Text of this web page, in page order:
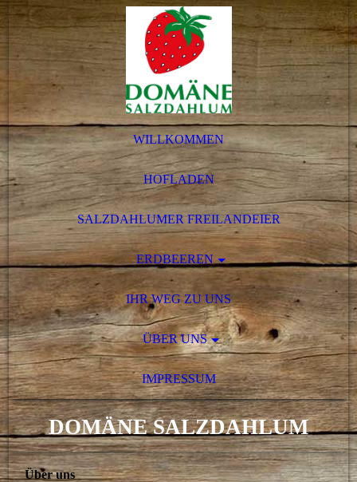
WILLKOMMEN
HOFLADEN
SALZDAHLUMER FREILANDEIER
ERDBEEREN
IHR WEG ZU UNS
ÜBER UNS
IMPRESSUM
DOMÄNE SALZDAHLUM
Über uns